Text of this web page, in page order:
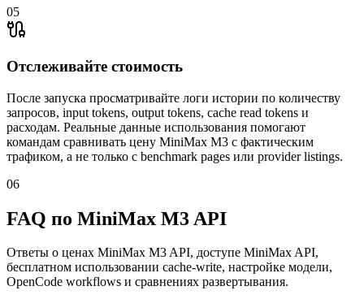
05
Отслеживайте стоимость
После запуска просматривайте логи истории по количеству
запросов, input tokens, output tokens, cache read tokens и
расходам. Реальные данные использования помогают
командам сравнивать цену MiniMax M3 с фактическим
трафиком, а не только с benchmark pages или provider listings.
06
FAQ по MiniMax M3 API
Ответы о ценах MiniMax M3 API, доступе MiniMax API,
бесплатном использовании cache-write, настройке модели,
OpenCode workflows и сравнениях развертывания.